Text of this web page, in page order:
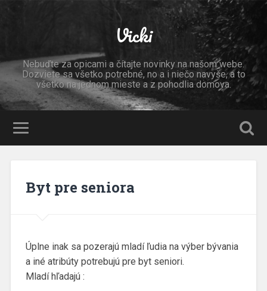
Vicki
Nebuďte za opicami a čítajte novinky na našom webe.
Dozviete sa všetko potrebné, no a i niečo navyše, a to
všetko na jednom mieste a z pohodlia domova.
Byt pre seniora
Úplne inak sa pozerajú mladí ľudia na výber bývania
a iné atribúty potrebujú pre byt seniori.
Mladí hľadajú :